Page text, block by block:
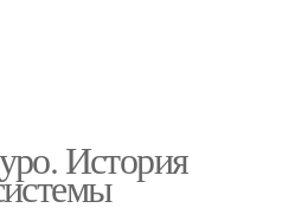
История